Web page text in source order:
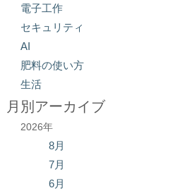
電子工作
セキュリティ
AI
肥料の使い方
生活
月別アーカイブ
2026年
8月
7月
6月